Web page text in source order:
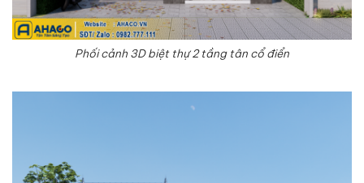
Phối cảnh 3D biệt thự 2 tầng tân cổ điển